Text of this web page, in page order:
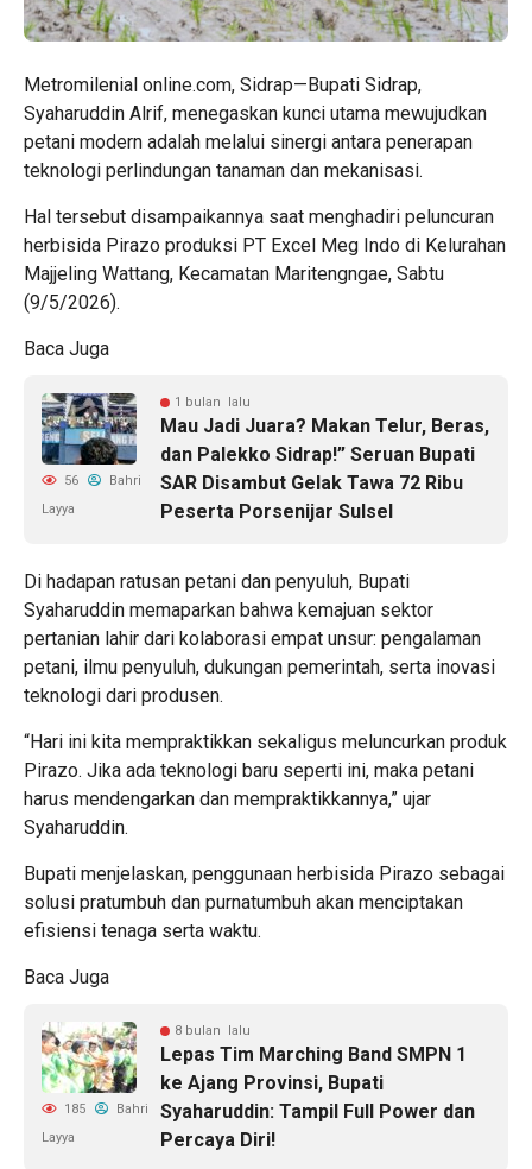
Metromilenial online.com, Sidrap—Bupati Sidrap,
Syaharuddin Alrif, menegaskan kunci utama mewujudkan
petani modern adalah melalui sinergi antara penerapan
teknologi perlindungan tanaman dan mekanisasi.
Hal tersebut disampaikannya saat menghadiri peluncuran
herbisida Pirazo produksi PT Excel Meg Indo di Kelurahan
Majjeling Wattang, Kecamatan Maritengngae, Sabtu
(9/5/2026).
Baca Juga
1 bulan lalu
Mau Jadi Juara? Makan Telur, Beras,
dan Palekko Sidrap!” Seruan Bupati
SAR Disambut Gelak Tawa 72 Ribu
Peserta Porsenijar Sulsel
56
Bahri
Layya
Di hadapan ratusan petani dan penyuluh, Bupati
Syaharuddin memaparkan bahwa kemajuan sektor
pertanian lahir dari kolaborasi empat unsur: pengalaman
petani, ilmu penyuluh, dukungan pemerintah, serta inovasi
teknologi dari produsen.
“Hari ini kita mempraktikkan sekaligus meluncurkan produk
Pirazo. Jika ada teknologi baru seperti ini, maka petani
harus mendengarkan dan mempraktikkannya,” ujar
Syaharuddin.
Bupati menjelaskan, penggunaan herbisida Pirazo sebagai
solusi pratumbuh dan purnatumbuh akan menciptakan
efisiensi tenaga serta waktu.
Baca Juga
8 bulan lalu
Lepas Tim Marching Band SMPN 1
ke Ajang Provinsi, Bupati
Syaharuddin: Tampil Full Power dan
Percaya Diri!
185
Bahri
Layya